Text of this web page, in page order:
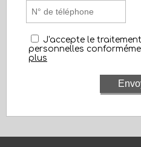
J'accepte le
personnelles
plus